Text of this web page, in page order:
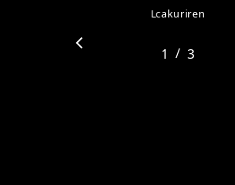
Lcakuriren
1 2 3
/ 3